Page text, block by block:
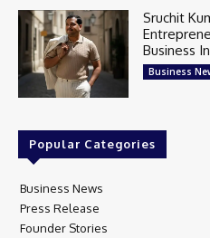
Sruchit
Business
Business
Popular Categories
Business News
Press Release
Founder Stories